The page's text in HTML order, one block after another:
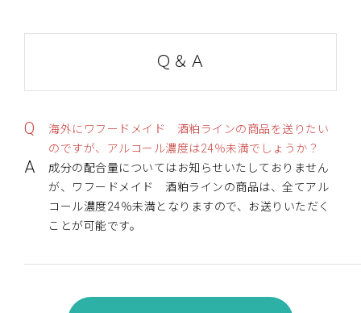
Ｑ＆Ａ
Q
海外にワフードメイド 酒粕ラインの商品を送りたい
のですが、アルコール濃度は24％未満でしょうか？
A
成分の配合量についてはお知らせいたしておりません
が、ワフードメイド 酒粕ラインの商品は、全てアル
コール濃度24％未満となりますので、お送りいただく
ことが可能です。